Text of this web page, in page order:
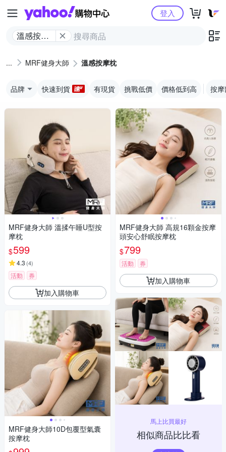
Yahoo購物中心
溫感按摩
登入
MRF健身大師 溫感按摩枕
品牌 快速到貨 有現貨 挑戰低價 價格低到高 按
MRF健身大師 溫揉午睡U型按
摩枕
$599
4.3 (4)
活動 券
加入購物車
MRF健身大師10D包覆型氣囊
按摩枕
MRF健身大師 高規16顆金按摩
頭安心舒眠按摩枕
$799
活動 券
加入購物車
馬上比買最好
相似商品比比看